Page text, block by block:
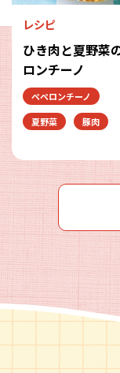
レシピ
ひき肉と夏野菜
ロンチーノ
ペペロンチーノ
夏野菜
豚肉